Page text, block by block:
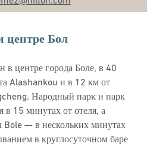
центре Бол
в центре города Боле, в 40
Alashankou и в 12 км от
Народный парк и парк
в 15 минутах от отеля, а
Bole — в нескольких минутах
в круглосуточном баре